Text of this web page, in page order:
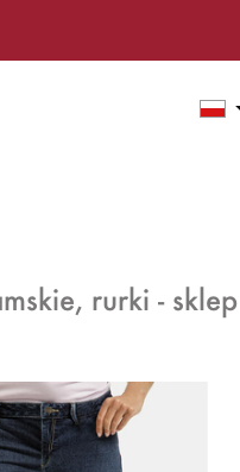
rurki -